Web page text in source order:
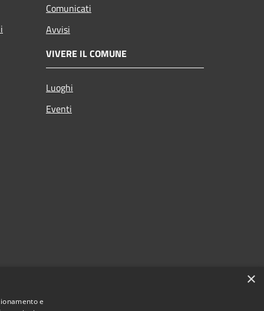
Comunicati
Avvisi
VIVERE IL COMUNE
Luoghi
Eventi
×
e